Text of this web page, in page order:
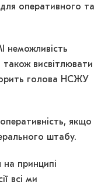
оперативного та
неможливість
також висвітлювати
голова НСЖУ
якщо
штабу.
на принципі
всі ми